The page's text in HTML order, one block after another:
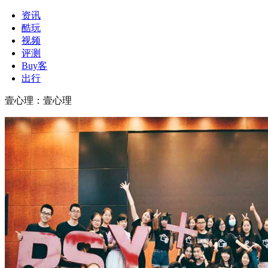
资讯
酷玩
视频
评测
Buy客
出行
壹心理 ： 壹心理